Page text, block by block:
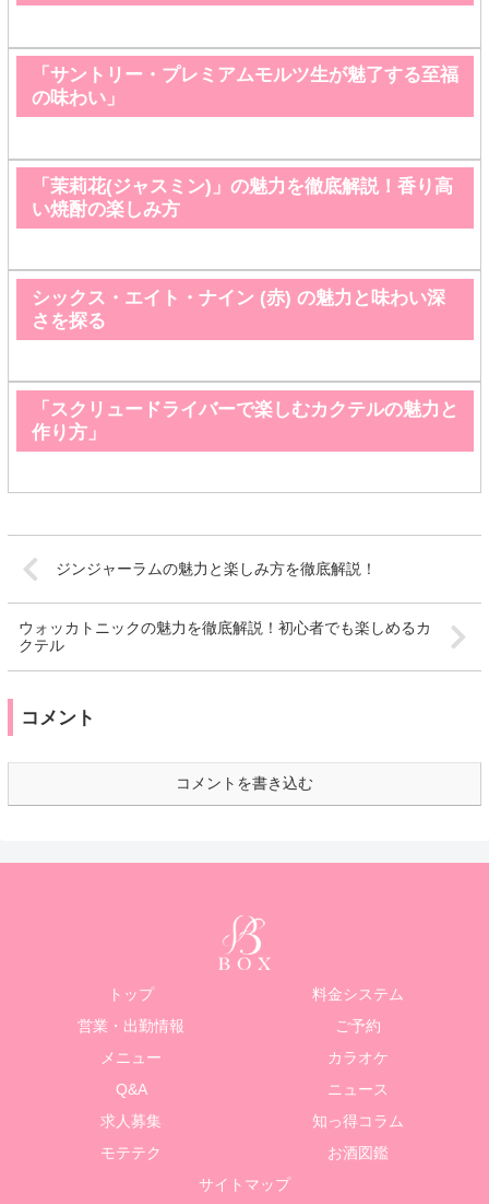
「サントリー・プレミアムモルツ生が魅了する至福
の味わい」
「茉莉花(ジャスミン)」の魅力を徹底解説！香り高
い焼酎の楽しみ方
シックス・エイト・ナイン (赤) の魅力と味わい深
さを探る
「スクリュードライバーで楽しむカクテルの魅力と
作り方」
ジンジャーラムの魅力と楽しみ方を徹底解説！
ウォッカトニックの魅力を徹底解説！初心者でも楽しめるカ
クテル
コメント
コメントを書き込む
トップ
料金システム
営業・出勤情報
ご予約
メニュー
カラオケ
Q&A
ニュース
求人募集
知っ得コラム
モテテク
お酒図鑑
サイトマップ